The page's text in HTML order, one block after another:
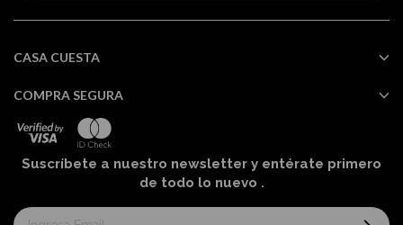
informativo:
CASA CUESTA
COMPRA SEGURA
Suscríbete a nuestro newsletter y entérate primero
de todo lo nuevo .
Suscríbase